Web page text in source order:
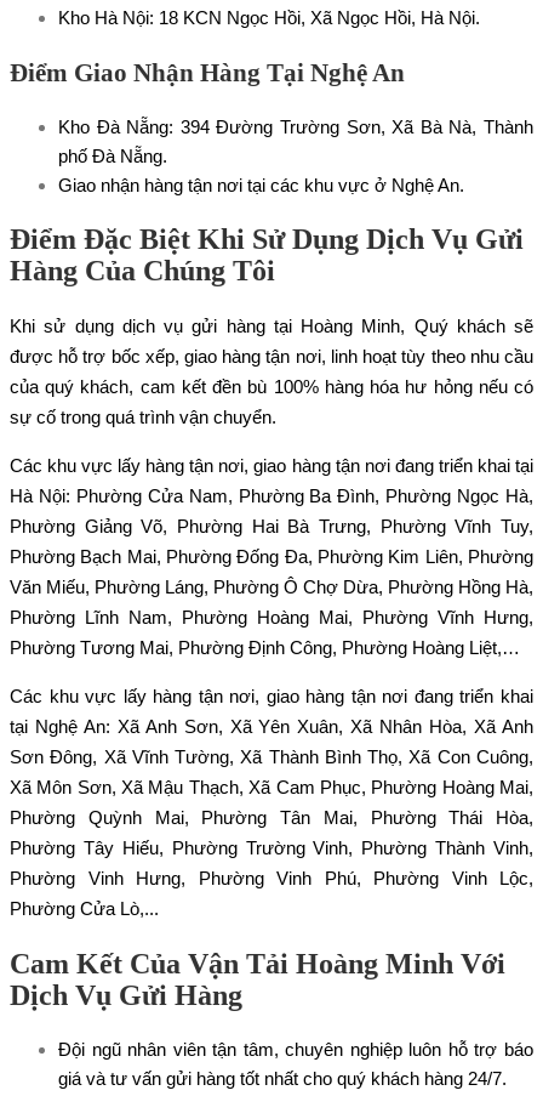
Kho Hà Nội: 18 KCN Ngọc Hồi, Xã Ngọc Hồi, Hà Nội.
Điểm Giao Nhận Hàng Tại Nghệ An
Kho Đà Nẵng: 394 Đường Trường Sơn, Xã Bà Nà, Thành
phố Đà Nẵng.
Giao nhận hàng tận nơi tại các khu vực ở Nghệ An.
Điểm Đặc Biệt Khi Sử Dụng Dịch Vụ Gửi
Hàng Của Chúng Tôi
Khi sử dụng dịch vụ gửi hàng tại Hoàng Minh, Quý khách sẽ
được hỗ trợ bốc xếp, giao hàng tận nơi, linh hoạt tùy theo nhu cầu
của quý khách, cam kết đền bù 100% hàng hóa hư hỏng nếu có
sự cố trong quá trình vận chuyển.
Các khu vực lấy hàng tận nơi, giao hàng tận nơi đang triển khai tại
Hà Nội: Phường Cửa Nam, Phường Ba Đình, Phường Ngọc Hà,
Phường Giảng Võ, Phường Hai Bà Trưng, Phường Vĩnh Tuy,
Phường Bạch Mai, Phường Đống Đa, Phường Kim Liên, Phường
Văn Miếu, Phường Láng, Phường Ô Chợ Dừa, Phường Hồng Hà,
Phường Lĩnh Nam, Phường Hoàng Mai, Phường Vĩnh Hưng,
Phường Tương Mai, Phường Định Công, Phường Hoàng Liệt,…
Các khu vực lấy hàng tận nơi, giao hàng tận nơi đang triển khai
tại Nghệ An: Xã Anh Sơn, Xã Yên Xuân, Xã Nhân Hòa, Xã Anh
Sơn Đông, Xã Vĩnh Tường, Xã Thành Bình Thọ, Xã Con Cuông,
Xã Môn Sơn, Xã Mậu Thạch, Xã Cam Phục, Phường Hoàng Mai,
Phường Quỳnh Mai, Phường Tân Mai, Phường Thái Hòa,
Phường Tây Hiếu, Phường Trường Vinh, Phường Thành Vinh,
Phường Vinh Hưng, Phường Vinh Phú, Phường Vinh Lộc,
Phường Cửa Lò,...
Cam Kết Của Vận Tải Hoàng Minh Với
Dịch Vụ Gửi Hàng
Đội ngũ nhân viên tận tâm, chuyên nghiệp luôn hỗ trợ báo
giá và tư vấn gửi hàng tốt nhất cho quý khách hàng 24/7.